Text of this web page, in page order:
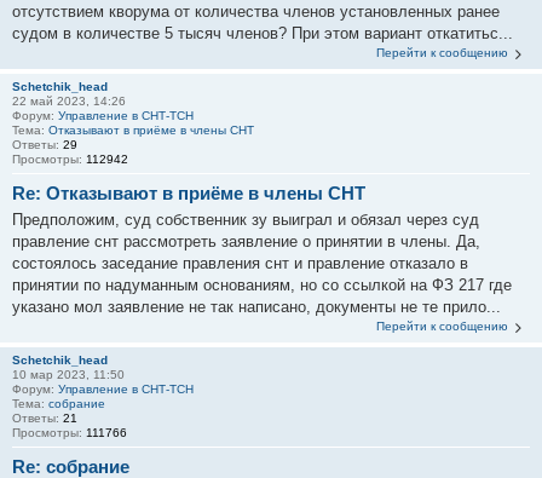
отсутствием кворума от количества членов установленных ранее
судом в количестве 5 тысяч членов? При этом вариант откатитьс...
Перейти к сообщению
Schetchik_head
22 май 2023, 14:26
Форум: Управление в СНТ-ТСН
Тема: Отказывают в приёме в члены СНТ
Ответы: 29
Просмотры: 112942
Re: Отказывают в приёме в члены СНТ
Предположим, суд собственник зу выиграл и обязал через суд
правление снт рассмотреть заявление о принятии в члены. Да,
состоялось заседание правления снт и правление отказало в
принятии по надуманным основаниям, но со ссылкой на ФЗ 217 где
указано мол заявление не так написано, документы не те прило...
Перейти к сообщению
Schetchik_head
10 мар 2023, 11:50
Форум: Управление в СНТ-ТСН
Тема: собрание
Ответы: 21
Просмотры: 111766
Re: собрание